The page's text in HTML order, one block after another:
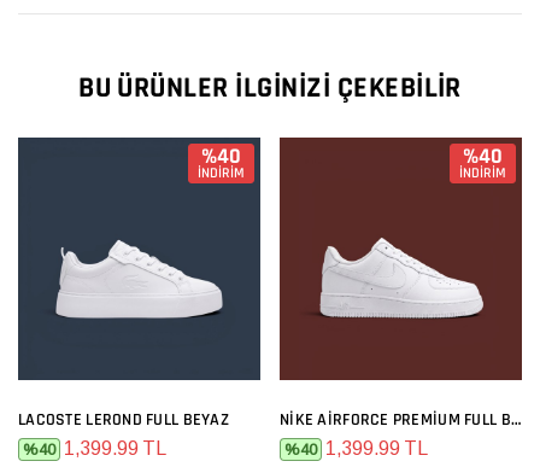
BU ÜRÜNLER İLGINIZI ÇEKEBILIR
%40
İNDİRİM
LACOSTE LEROND FULL BEYAZ
%40 1,399.99 TL
%40
İNDİRİM
NIKE AIRFORCE PREMIUM FULL BEYAZ
%40 1,399.99 TL